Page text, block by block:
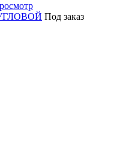
УГЛОВОЙ Под заказ